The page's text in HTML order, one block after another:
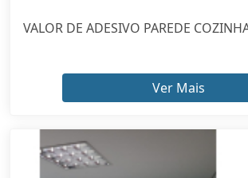
VALOR DE ADESIVO PAREDE
Ver Mais